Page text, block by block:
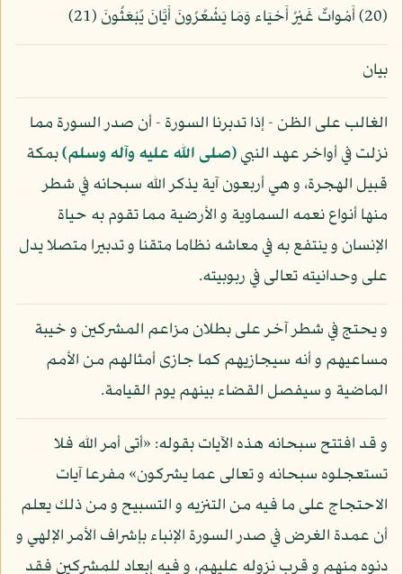
(20) أَمْواتٌ غَيْرُ أَحْيَاء وَمَا يَشْعُرُونَ أَيَّانَ يُبْعَثُونَ (21)
بيان
الغالب على الظن - إذا تدبرنا السورة - أن صدر السورة مما
نزلت في أواخر عهد النبي(صلى الله عليه وآله وسلم)بمكة
قبيل الهجرة، و هي أربعون آية يذكر الله سبحانه في شطر
منها أنواع نعمه السماوية و الأرضية مما تقوم به حياة
الإنسان و ينتفع به في معاشه نظاما متقنا و تدبيرا متصلا يدل
على وحدانيته تعالى في ربوبيته.
و يحتج في شطر آخر على بطلان مزاعم المشركين و خيبة
مساعيهم و أنه سيجازيهم كما جازى أمثالهم من الأمم
الماضية و سيفصل القضاء بينهم يوم القيامة.
و قد افتتح سبحانه هذه الآيات بقوله: «أتى أمر الله فلا
تستعجلوه سبحانه و تعالى عما يشركون» مفرعا آيات
الاحتجاج على ما فيه من التنزيه و التسبيح و من ذلك يعلم
أن عمدة الغرض في صدر السورة الإنباء بإشراف الأمر الإلهي و
دنوه منهم و قرب نزوله عليهم، و فيه إبعاد للمشركين فقد